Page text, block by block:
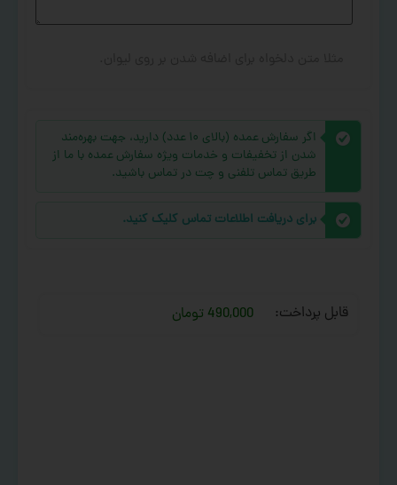
اگر سفارش عمده (بالای ۱۰ عدد) دارید، جهت بهره‌مند
شدن از تخفیفات و خدمات ویژه سفارش عمده با ما از
طریق تماس تلفنی و چت در تماس باشید.
برای دریافت اطلاعات تماس کلیک کنید.
قابل پرداخت: 490,000 تومان